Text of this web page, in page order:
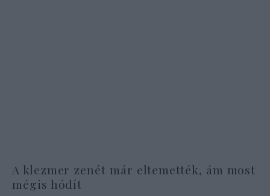
A klezmer zenét már eltemették, ám most
mégis hódít